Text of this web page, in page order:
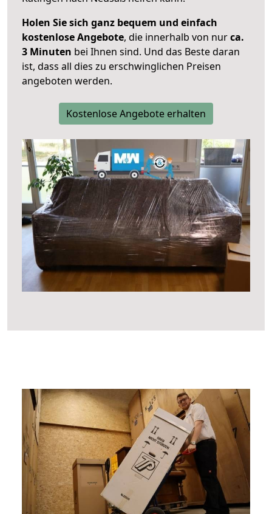
Holen Sie sich ganz bequem und einfach
kostenlose Angebote, die innerhalb von nurca.
3 Minuten bei Ihnen sind. Und das Beste daran
ist, dass all dies zu erschwinglichen Preisen
angeboten werden.
Kostenlose Angebote erhalten